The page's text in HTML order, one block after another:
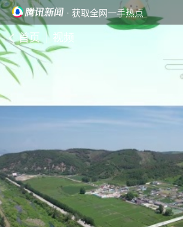
· 获取全网一手热点
首页 视频